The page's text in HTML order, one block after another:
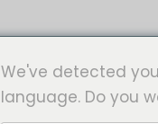
We've detected
language. Do you